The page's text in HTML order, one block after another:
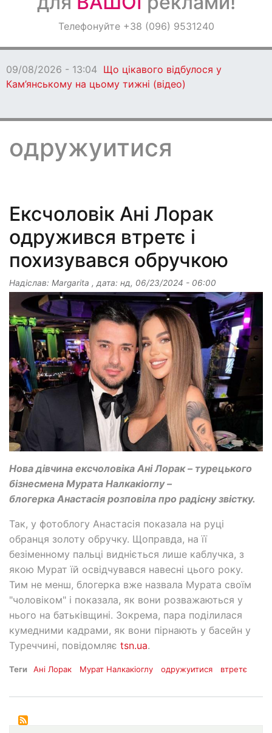
ОголошенняТелефонуйте +38 (096) 9531240
09/08/2026 - 13:04 Що цікавого відбулося у
Кам’янському на цьому тижні (відео)
одружуитися
Ексчоловік Ані Лорак
одружився втретє і
похизувався обручкою
Надіслав: Margarita , дата: нд, 06/23/2024 - 06:00
Нова дівчина ексчоловіка Ані Лорак – турецького
бізнесмена Мурата Налкакіоглу –
блогерка Анастасія розповіла про радісну звістку.
Так, у фотоблогу Анастасія показала на руці
обранця золоту обручку. Щоправда, на її
безіменному пальці видніється лише каблучка, з
якою Мурат їй освідчувався навесні цього року.
Тим не менш, блогерка вже назвала Мурата своїм
"чоловіком" і показала, як вони розважаються у
нього на батьківщині. Зокрема, пара поділилася
кумедними кадрами, як вони пірнають у басейн у
Туреччині, повідомляє tsn.ua.
Теги Ані Лорак Мурат Налкакіоглу одружуитися втретє